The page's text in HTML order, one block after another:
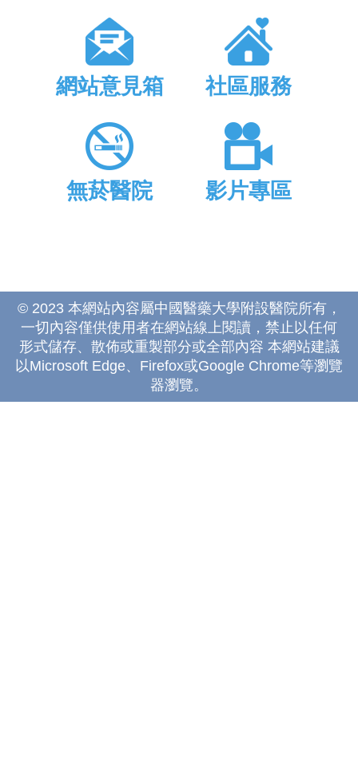
網站意見箱 社區服務
無菸醫院 影片專區
© 2023 本網站內容屬中國醫藥大學附設醫院所有，
一切內容僅供使用者在網站線上閱讀，禁止以任何
形式儲存、散佈或重製部分或全部內容 本網站建議
以Microsoft Edge、Firefox或Google Chrome等瀏覽
器瀏覽。